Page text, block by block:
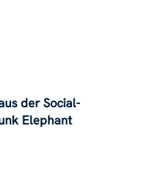
der Social-
Elephant